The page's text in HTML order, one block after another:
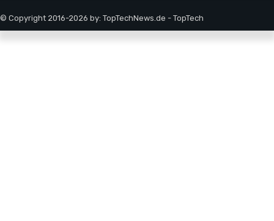
© Copyright 2016-2026 by: TopTechNews.de - TopTech